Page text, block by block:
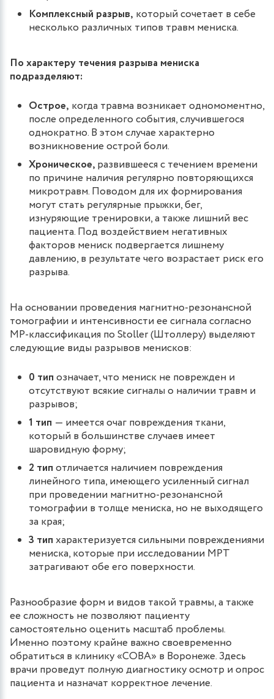
Комплексный разрыв, который сочетает в себе
несколько различных типов травм мениска.
По характеру течения разрыва мениска
подразделяют:
Острое, когда травма возникает одномоментно,
после определенного события, случившегося
однократно. В этом случае характерно
возникновение острой боли.
Хроническое, развившееся с течением времени
по причине наличия регулярно повторяющихся
микротравм. Поводом для их формирования
могут стать регулярные прыжки, бег,
изнуряющие тренировки, а также лишний вес
пациента. Под воздействием негативных
факторов мениск подвергается лишнему
давлению, в результате чего возрастает риск его
разрыва.
На основании проведения магнитно-резонансной
томографии и интенсивности ее сигнала согласно
МР-классификация по Stoller (Штоллеру) выделяют
следующие виды разрывов менисков:
0 тип означает, что мениск не поврежден и
отсутствуют всякие сигналы о наличии травм и
разрывов;
1 тип — имеется очаг повреждения ткани,
который в большинстве случаев имеет
шаровидную форму;
2 тип отличается наличием повреждения
линейного типа, имеющего усиленный сигнал
при проведении магнитно-резонансной
томографии в толще мениска, но не выходящего
за края;
3 тип характеризуется сильными повреждениями
мениска, которые при исследовании МРТ
затрагивают обе его поверхности.
Разнообразие форм и видов такой травмы, а также
ее сложность не позволяют пациенту
самостоятельно оценить масштаб проблемы.
Именно поэтому крайне важно своевременно
обратиться в клинику «СОВА» в Воронеже. Здесь
врачи проведут полную диагностику осмотр и опрос
пациента и назначат корректное лечение.